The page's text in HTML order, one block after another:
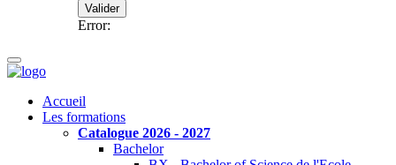
Valider
Error:
Accueil
Les formations
Catalogue 2026 - 2027
Bachelor